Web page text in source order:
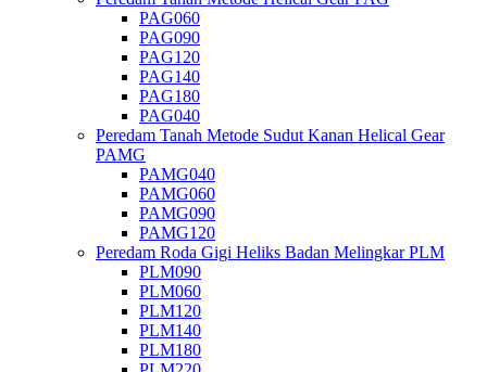
PAG060
PAG090
PAG120
PAG140
PAG180
PAG040
Peredam Tanah Metode Sudut Kanan Helical Gear
PAMG
PAMG040
PAMG060
PAMG090
PAMG120
Peredam Roda Gigi Heliks Badan Melingkar PLM
PLM090
PLM060
PLM120
PLM140
PLM180